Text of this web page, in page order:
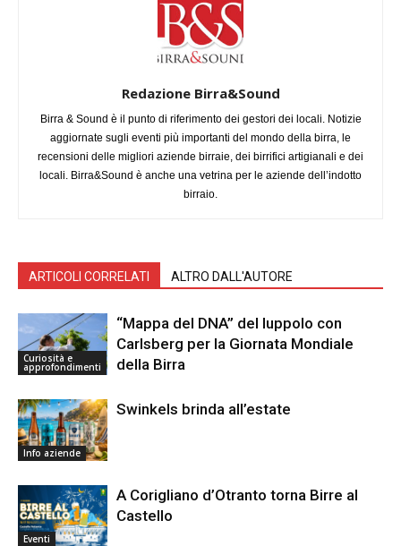
Redazione Birra&Sound
Birra & Sound è il punto di riferimento dei gestori dei locali. Notizie
aggiornate sugli eventi più importanti del mondo della birra, le
recensioni delle migliori aziende birraie, dei birrifici artigianali e dei
locali. Birra&Sound è anche una vetrina per le aziende dell’indotto
birraio.
ARTICOLI CORRELATI ALTRO DALL'AUTORE
Curiosità e
approfondimenti
“Mappa del DNA” del luppolo con
Carlsberg per la Giornata Mondiale
della Birra
Info aziende
Swinkels brinda all’estate
Eventi
A Corigliano d’Otranto torna Birre al
Castello